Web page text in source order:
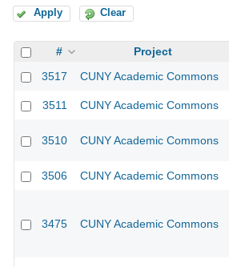
Apply Clear
# Project
3517
CUNY Academic Commons
3511 CUNY Academic Commons
3510 CUNY Academic Commons
3506 CUNY Academic Commons
3475 CUNY Academic Commons